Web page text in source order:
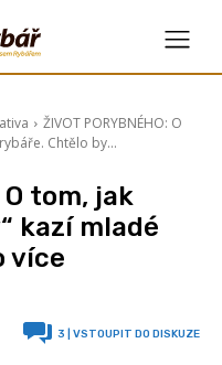
ŽIVOT PORYBNÉHO: O
Chtělo by...
O tom, jak
kazí mladé
více
3 | VSTOUPIT DO DISKUZE